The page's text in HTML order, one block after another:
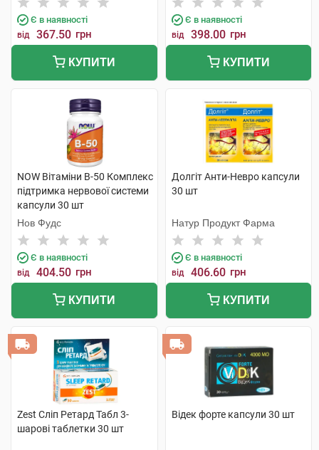
Є в наявності
від 367.50 грн
КУПИТИ
Є в наявності
від 398.00 грн
КУПИТИ
NOW Вітаміни В-50 Комплекс
підтримка нервової системи
капсули 30 шт
Нов Фудс
Є в наявності
від 404.50 грн
КУПИТИ
Долгіт Анти-Невро капсули
30 шт
Натур Продукт Фарма
Є в наявності
від 406.60 грн
КУПИТИ
Zest Сліп Ретард Табл 3-
шарові таблетки 30 шт
Відек форте капсули 30 шт